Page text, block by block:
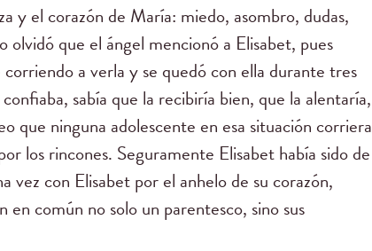
y el corazón de María: miedo, asombro, dudas,
olvidó que el ángel mencionó a Elisabet, pues
a verla y se quedó con ella durante tres
sabía que la recibiría bien, que la alentaría,
que ninguna adolescente en esa situación corriera
los rincones. Seguramente Elisabet había sido de
vez con Elisabet por el anhelo de su corazón,
común no solo un parentesco, sino sus